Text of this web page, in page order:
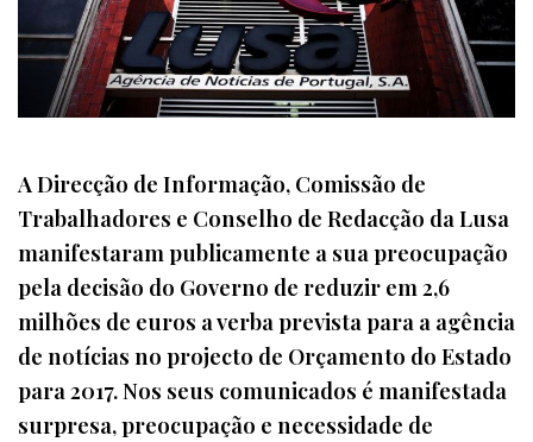
A Direcção de Informação, Comissão de
Trabalhadores e Conselho de Redacção da Lusa
manifestaram publicamente a sua preocupação
pela decisão do Governo de reduzir em 2,6
milhões de euros a verba prevista para a agência
de notícias no projecto de Orçamento do Estado
para 2017. Nos seus comunicados é manifestada
surpresa, preocupação e necessidade de